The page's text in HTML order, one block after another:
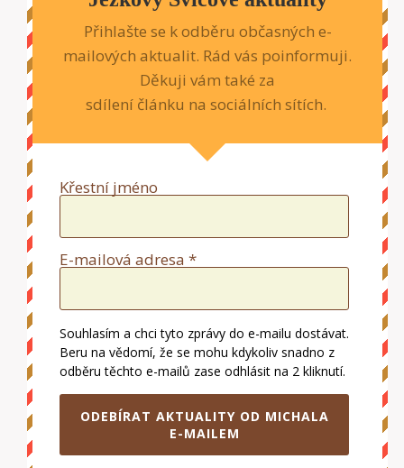
Přihlašte se k odběru občasných e-
mailových aktualit. Rád vás poinformuji.
Děkuji vám také za
sdílení článku na sociálních sítích.
Křestní jméno
E-mailová adresa *
Souhlasím a chci tyto zprávy do e-mailu dostávat.
Beru na vědomí, že se mohu kdykoliv snadno z
odběru těchto e-mailů zase odhlásit na 2 kliknutí.
ODEBÍRAT AKTUALITY OD MICHALA
E-MAILEM